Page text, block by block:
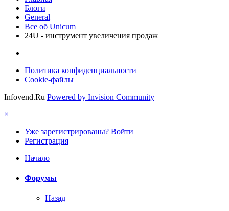
Блоги
General
Все об Unicum
24U - инструмент увеличения продаж
Политика конфиденциальности
Cookie-файлы
Infovend.Ru Powered by Invision Community
×
Уже зарегистрированы? Войти
Регистрация
Начало
Форумы
Назад